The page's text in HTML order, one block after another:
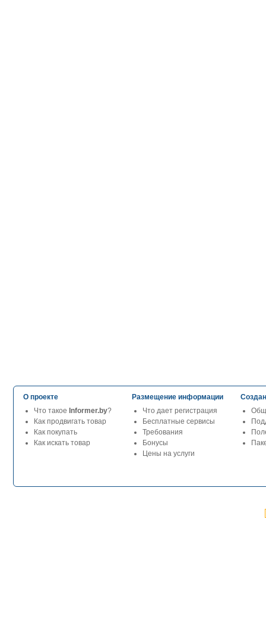
О проекте
Что такое Informer.by?
Как продвигать товар
Как покупать
Как искать товар
Размещение информации
Что дает регистрация
Бесплатные сервисы
Требования
Бонусы
Цены на услуги